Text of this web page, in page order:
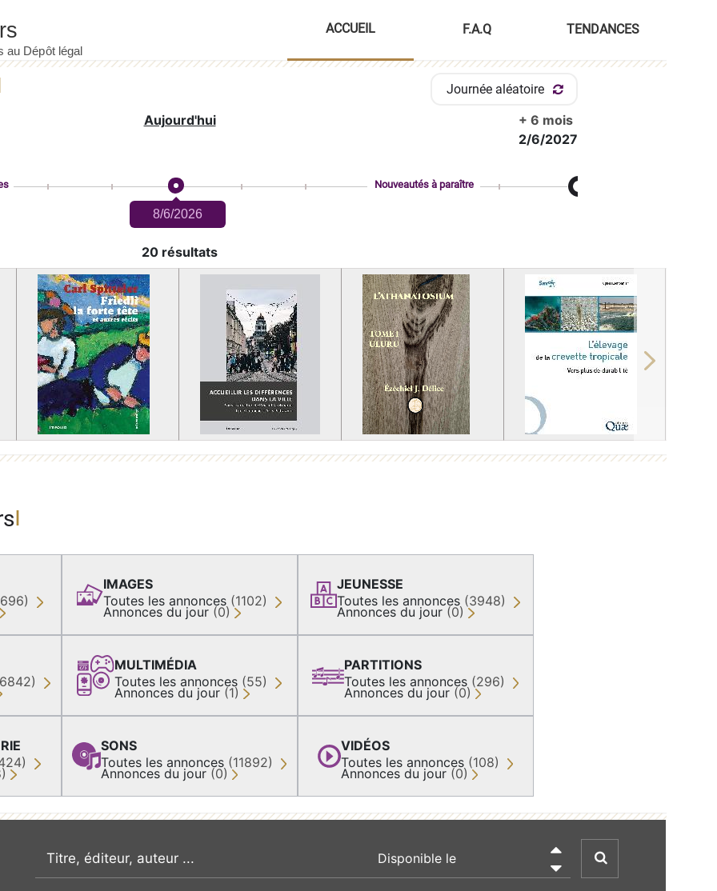
ACCUEIL F.A.Q TENDANCES
Journée aléatoire
Aujourd'hui
+ 6 mois
2/6/2027
8/6/2026
Nouveautés à paraître
20 résultats
Next
IMAGES
Toutes les annonces (1102)
Annonces du jour (0)
MULTIMÉDIA
Toutes les annonces (55)
Annonces du jour (1)
SONS
Toutes les annonces (11892)
Annonces du jour (0)
JEUNESSE
Toutes les annonces (3948)
Annonces du jour (0)
PARTITIONS
Toutes les annonces (296)
Annonces du jour (0)
VIDÉOS
Toutes les annonces (108)
Annonces du jour (0)
recherche par mot clé
